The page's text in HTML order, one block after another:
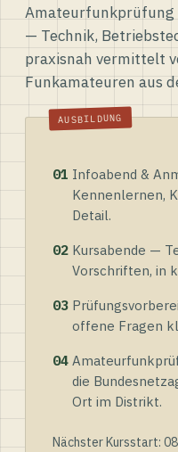
Amateurfunkprüfung
— Technik,
praxisnah vermittelt
Funkamateuren aus
01 Infoabend &
Kennenlernen,
Detail.
02 Kursabende —
Vorschriften, in
03
offene Fragen
04
die
Ort im Distrikt.
Nächster Kursstart: